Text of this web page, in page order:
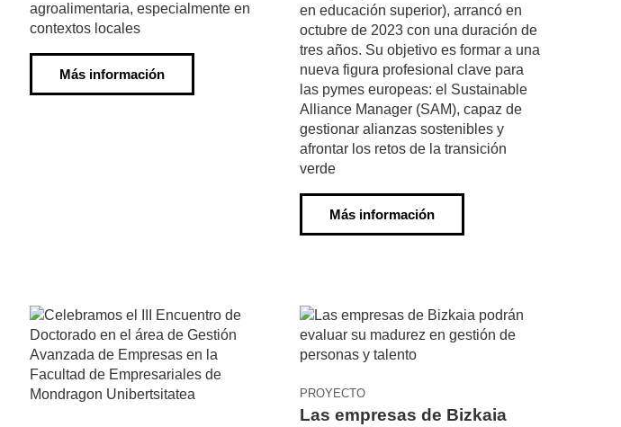
agroalimentaria, especialmente en
contextos locales
Más información
en educación superior), arrancó en
octubre de 2023 con una duración de
tres años. Su objetivo es formar a una
nueva figura profesional clave para
las pymes europeas: el Sustainable
Alliance Manager (SAM), capaz de
gestionar alianzas sostenibles y
afrontar los retos de la transición
verde
Más información
PROYECTO
Las empresas de Bizkaia